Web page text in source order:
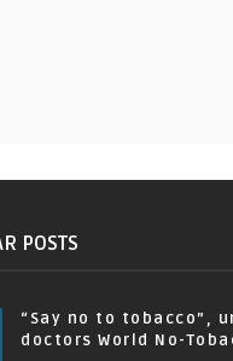
POSTS
“Say no to tobacco”,
doctors World No-